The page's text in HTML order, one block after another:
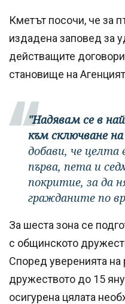
Кметът посочи, че за
издадена заповед за
действащите
становище на
"Надявам се в
към сключване на
добави, че целта
първа, пета и
покритие, за да
гражданите по
За шеста зона се
с общинското
Според уверенията на
дружеството до 15
осигурена цялата